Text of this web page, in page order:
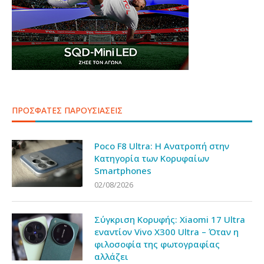
ΠΡΟΣΦΑΤΕΣ ΠΑΡΟΥΣΙΑΣΕΙΣ
Poco F8 Ultra: Η Ανατροπή στην
Κατηγορία των Κορυφαίων
Smartphones
02/08/2026
Σύγκριση Κορυφής: Xiaomi 17 Ultra
εναντίον Vivo X300 Ultra – Όταν η
φιλοσοφία της φωτογραφίας
αλλάζει